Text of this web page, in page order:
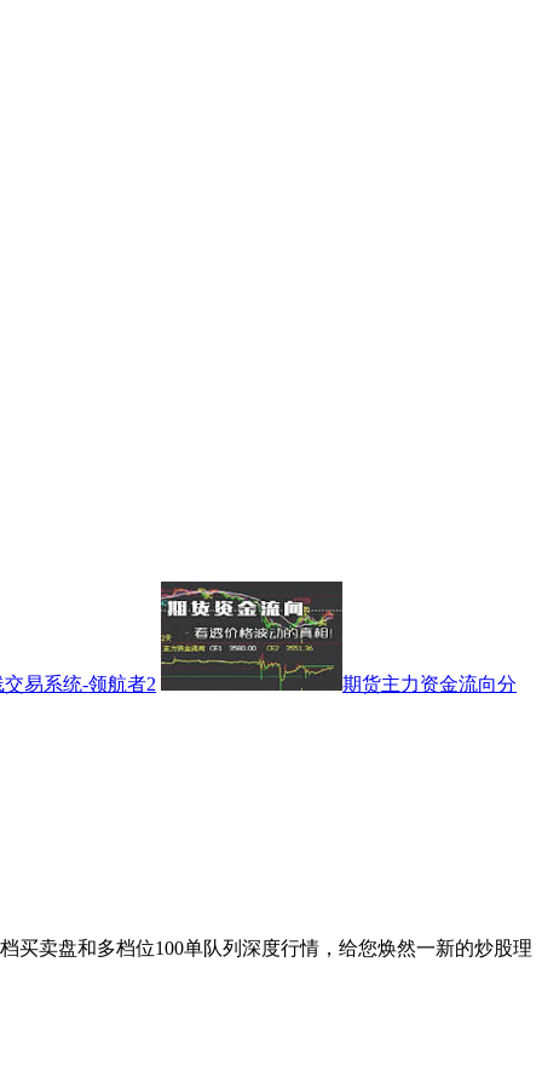
易系统-领航者2
期货主力资金流向分
买卖盘和多档位100单队列深度行情，给您焕然一新的炒股理